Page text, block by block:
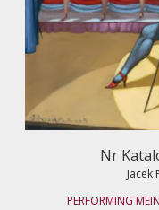
Nr
Jacek
PERFORMING